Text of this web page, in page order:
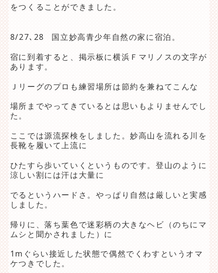
をつくることができました。
8/27､28 国立妙高青少年自然の家に宿泊。
宿に到着すると、掲示板に横浜Ｆマリノスの文字が
あります。
Ｊリーグのプロも練習場所は節約を兼ねてこんな
場所までやってきているとは思いもよりませんでし
た。
ここでは源流探検をしました。妙高山を流れる川を
長靴を履いて上流に
ひたすら歩いていくというものです。登山のように
涼しい割には汗は大量に
でるというハードさ。やっぱり自然は厳しいと実感
しました。
帰りに、落ち葉色で迷彩柄の大きなヘビ（のちにマ
ムシと聞かされました）に
1mぐらい接近した状態で偶然でくわすというオマ
ケつきでした。